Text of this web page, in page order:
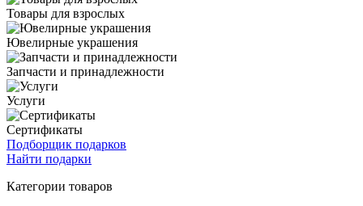
Товары для взрослых
Ювелирные украшения
Запчасти и принадлежности
Услуги
Сертификаты
Подборщик подарков
Найти подарки
Категории товаров